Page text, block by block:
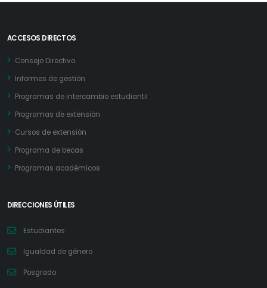
ACCESOS DIRECTOS
Consejo Directivo
Informes de gestión
Programas de intercambio estudiantil
Programas de extensión
Cursos de extensión
Programa de becas
Programas académicos
DIRECCIONES ÚTILES
Estudiantes
Igualdad de género
Posgrado